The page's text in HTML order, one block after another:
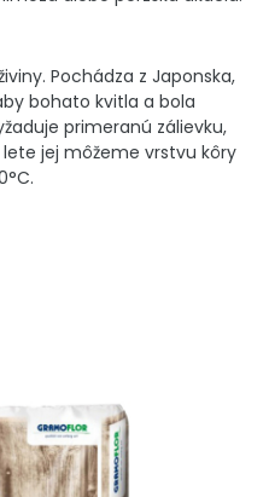
Pochádza z Japonska,
bohato kvitla a bola
primeranú zálievku,
jej môžeme vrstvu kôry